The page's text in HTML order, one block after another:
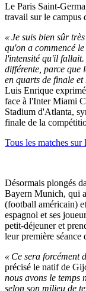
Le Paris Saint-
travail sur le campus
« Je suis bien sûr
qu'on a commencé
l'intensité qu'il fallait.
différente, parce que
en quarts de finale et
Luis Enrique
face à l'Inter Miami
Stadium d'Atlanta,
finale de la
Tous les matches
Désormais plongés
Bayern Munich, qui
(football américain)
espagnol et ses
petit-déjeuner et
leur première séance
« Ce sera forcément
précisé le natif de
nous avons le temps
selon son milieu de